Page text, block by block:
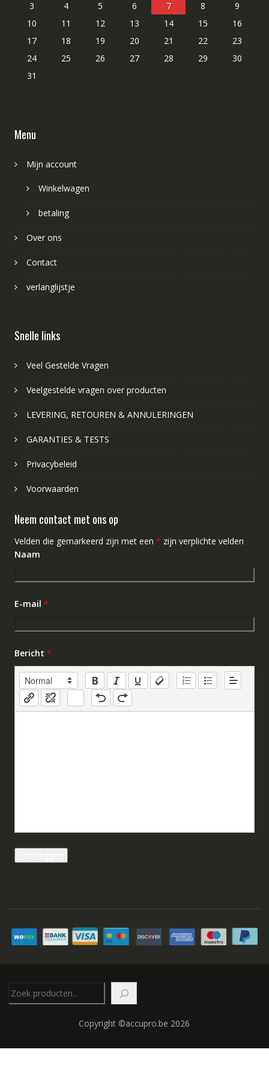
3
4 5 6 7 8
9
10
11 12 13 14 15
16
17
18 19 20 21 22
23
24
25 26 27 28 29
30
31
Menu
Mijn account
Winkelwagen
betaling
Over ons
Contact
verlanglijstje
Snelle links
Veel Gestelde Vragen
Veelgestelde vragen over producten
LEVERING, RETOUREN & ANNULERINGEN
GARANTIES & TESTS
Privacybeleid
Voorwaarden
Neem contact met ons op
Velden die gemarkeerd zijn met een * zijn verplichte velden
Naam
E-mail *
Bericht *
Copyright ©accupro.be 2026